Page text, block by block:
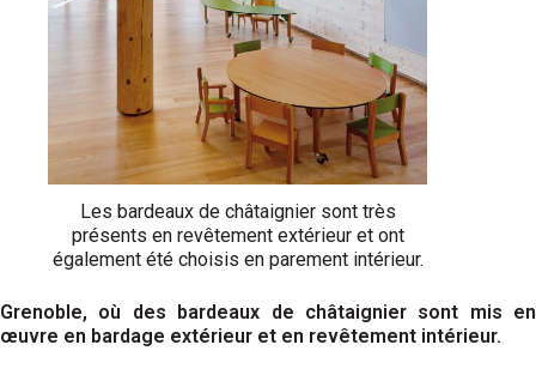
Les bardeaux de châtaignier sont très
présents en revêtement extérieur et ont
également été choisis en parement intérieur.
Grenoble, où des bardeaux de châtaignier sont mis en
œuvre en bardage extérieur et en revêtement intérieur.